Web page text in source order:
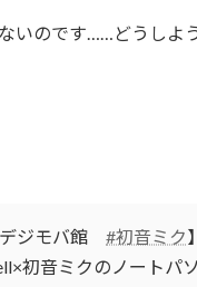
いのです……どうしよ
デジモバ館 #初音ミク】
初音ミクのノートパ